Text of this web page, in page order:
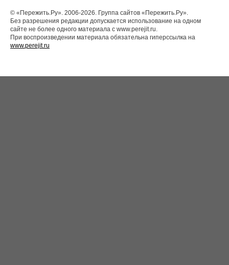
© «Пережить.Ру». 2006-2026. Группа сайтов «Пережить.Ру».
Без разрешения редакции допускается использование на одном
сайте не более одного материала с www.perejit.ru.
При воспроизведении материала обязательна гиперссылка на
www.perejit.ru